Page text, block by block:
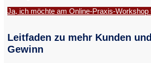
Ja, ich möchte am Online-Praxis-Workshop
Leitfaden zu mehr Kunden
Gewinn